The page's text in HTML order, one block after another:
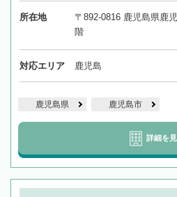
所在地
〒892-0816 鹿児島県鹿
階
対応エリア 鹿児島
鹿児島県 鹿児島市
詳細を